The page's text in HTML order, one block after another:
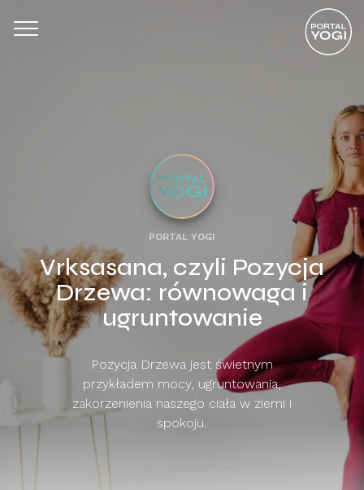
PORTAL YOGI
Vrksasana, czyli Pozycja
Drzewa: równowaga i
ugruntowanie
Pozycja Drzewa jest świetnym
przykładem mocy, ugruntowania,
zakorzenienia naszego ciała w ziemi i
spokoju.